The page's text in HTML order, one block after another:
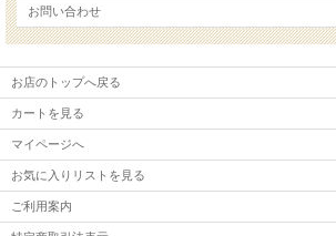
お問い合わせ
お店のトップへ戻る
カートを見る
マイページへ
お気に入りリストを見る
ご利用案内